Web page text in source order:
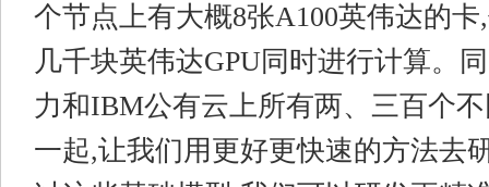
个节点上有大概8张A100英伟达的
几千块英伟达GPU同时进行计算。
力和IBM公有云上所有两、三百个
一起,让我们用更好更快速的方法去